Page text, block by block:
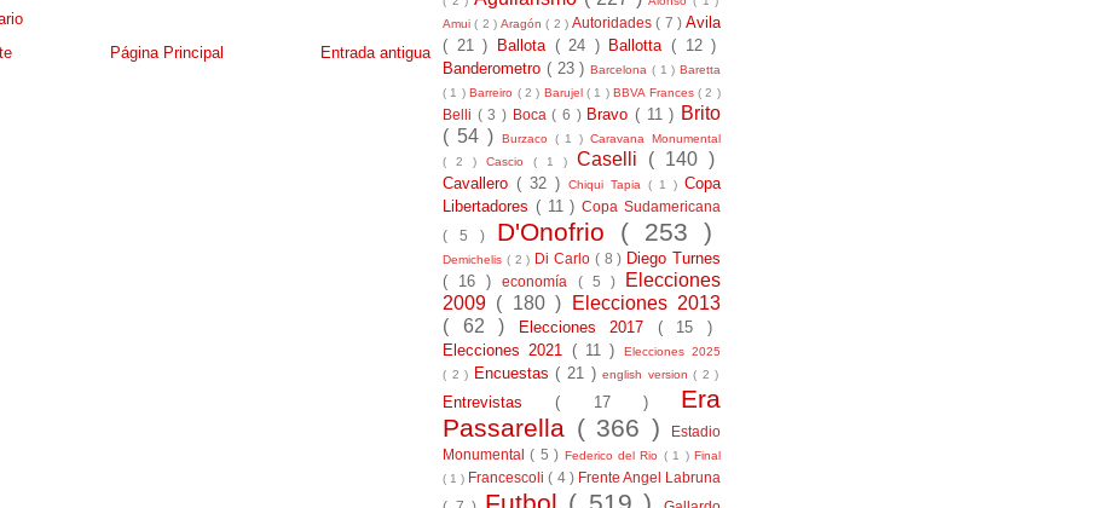
Entrada antigua
Página Principal
Amui( 2 ) Aragón( 2 ) Autoridades( 7 ) Avila
( 21 )
Ballota ( 24 ) Ballotta( 12 )
Banderometro ( 23 ) Barcelona ( 1 ) Baretta
( 1 )Barreiro ( 2 ) Barujel ( 1 )BBVA Frances ( 2 )
Belli ( 3 ) Boca( 6 ) Bravo( 11 ) Brito
( 54 )
Burzaco ( 1 )Caravana Monumental
( 2 ) Cascio ( 1 ) Caselli ( 140 )
Cavallero ( 32 ) Chiqui Tapia ( 1 ) Copa
Libertadores ( 11 )Copa Sudamericana
( 5 ) D'Onofrio ( 253 )
Demichelis ( 2 ) Di Carlo ( 8 ) Diego Turnes
( 16 )economía ( 5 )
Elecciones
2009 ( 180 )
Elecciones 2013
( 62 )
Elecciones 2017 ( 15 )
Elecciones 2021 ( 11 )
Elecciones 2025
( 2 )
Encuestas( 21 )english version( 2 )
Entrevistas( 17 ) Era
Passarella ( 366 )
Estadio
Monumental( 5 ) Federico del Rio ( 1 )Final
( 1 ) Francescoli( 4 ) Frente Angel Labruna
Futbol ( 519 )